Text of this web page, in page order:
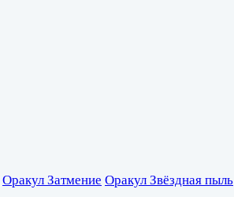
Оракул Затмение Оракул Звёздная пыль